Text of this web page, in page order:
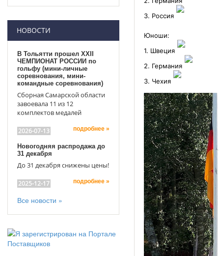
НОВОСТИ
В Тольятти прошел XXII
ЧЕМПИОНАТ РОССИИ по
гольфу (мини-личные
соревнования, мини-
командные соревнования)
Сборная Самарской области
завоевала 11 из 12
комплектов медалей
2026-07-13 подробнее »
Новогодняя распродажа до
31 декабря
До 31 декабря снижены цены!
2025-12-17 подробнее »
Все новости »
3. Россия
Юноши:
1. Швеция
2. Германия
3. Чехия